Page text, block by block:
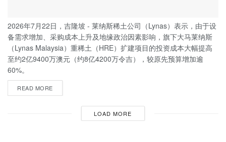
2026年7月22日，吉隆坡 - 莱纳斯稀土公司（Lynas）表示，由于设
备需求增加、采购成本上升及地缘政治因素影响，旗下大马莱纳斯
（Lynas Malaysia）重稀土（HRE）扩建项目的投资成本大幅提高
至约2亿9400万澳元（约8亿4200万令吉），较原先预算增加逾
60%。
READ MORE
LOAD MORE